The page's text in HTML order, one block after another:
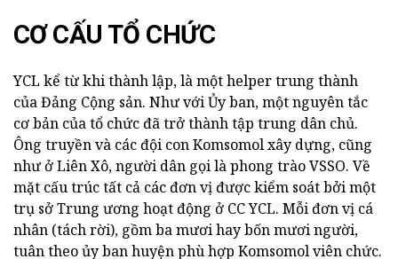
CƠ CẤU TỔ CHỨC
YCL kể từ khi thành lập, là một helper trung thành
của Đảng Cộng sản. Như với Ủy ban, một nguyên tắc
cơ bản của tổ chức đã trở thành tập trung dân chủ.
Ông truyền và các đội con Komsomol xây dựng, cũng
như ở Liên Xô, người dân gọi là phong trào VSSO. Về
mặt cấu trúc tất cả các đơn vị được kiểm soát bởi một
trụ sở Trung ương hoạt động ở CC YCL. Mỗi đơn vị cá
nhân (tách rời), gồm ba mươi hay bốn mươi người,
tuân theo ủy ban huyện phù hợp Komsomol viên chức.